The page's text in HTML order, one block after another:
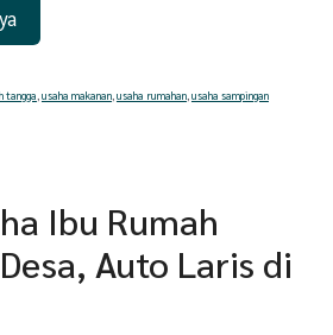
tangga usaha makanan, usaha rumahan, usaha sampingan
Ibu Rumah
Auto Laris di